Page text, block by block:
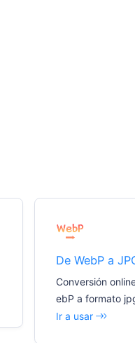
De WebP a
Conversión
ebP a formato
Ir a usar